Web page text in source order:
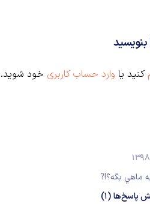
کنید یا وارد حساب کاربری خود شوید.
ماهي بگه؟!?
پاسخ‌ها(1)